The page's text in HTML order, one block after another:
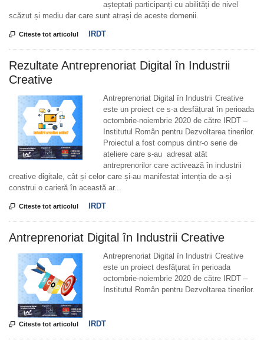
așteptați participanți cu abilități de nivel
scăzut și mediu dar care sunt atrași de aceste domenii.
 Citeste tot articolul IRDT
Rezultate Antreprenoriat Digital în Industrii
Creative
Antreprenoriat Digital în Industrii Creative
este un proiect ce s-a desfățurat în perioada
octombrie-noiembrie 2020 de către IRDT –
Institutul Român pentru Dezvoltarea tinerilor.
Proiectul a fost compus dintr-o serie de
ateliere care s-au adresat atât
antreprenorilor care activează în industrii
creative digitale, cât și celor care și-au manifestat intenția de a-și
construi o carieră în această ar...
 Citeste tot articolul IRDT
Antreprenoriat Digital în Industrii Creative
Antreprenoriat Digital în Industrii Creative
este un proiect desfățurat în perioada
octombrie-noiembrie 2020 de către IRDT –
Institutul Român pentru Dezvoltarea tinerilor.
 Citeste tot articolul IRDT